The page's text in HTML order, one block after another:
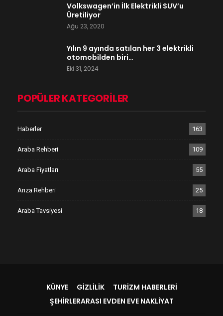
Volkswagen’in İlk Elektrikli SUV’u
Üretiliyor
Ağu 23, 2020
Yılın 9 ayında satılan her 3 elektrikli
otomobilden biri…
Eki 31, 2024
POPÜLER KATEGORILER
Haberler 163
Araba Rehberi 109
Araba Fiyatları 55
Arıza Rehberi 25
Araba Tavsiyesi 18
KÜNYE GIZLILIK
TURIZM HABERLERI
ŞEHIRLERARASI EVDEN EVE NAKLIYAT